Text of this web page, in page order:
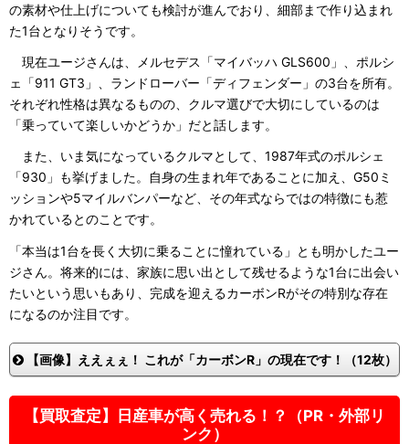
の素材や仕上げについても検討が進んでおり、細部まで作り込まれ
た1台となりそうです。
現在ユージさんは、メルセデス「マイバッハ GLS600」、ポルシ
ェ「911 GT3」、ランドローバー「ディフェンダー」の3台を所有。
それぞれ性格は異なるものの、クルマ選びで大切にしているのは
「乗っていて楽しいかどうか」だと話します。
また、いま気になっているクルマとして、1987年式のポルシェ
「930」も挙げました。自身の生まれ年であることに加え、G50ミ
ッションや5マイルバンパーなど、その年式ならではの特徴にも惹
かれているとのことです。
「本当は1台を長く大切に乗ることに憧れている」とも明かしたユー
ジさん。将来的には、家族に思い出として残せるような1台に出会い
たいという思いもあり、完成を迎えるカーボンRがその特別な存在
になるのか注目です。
【画像】ええぇぇ！ これが「カーボンR」の現在です！（12枚）
【買取査定】日産車が高く売れる！？（PR・外部リ
ンク）